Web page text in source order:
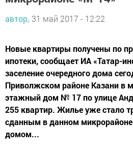
автор, 31 май 2017 - 12:22
Новые квартиры получены по
ипотеки, сообщает ИА «Татар-
заселение очередного дома
Приволжском районе Казани в
этажный дом № 17 по улице
255 квартир. Жилье уже стало
сданным в данном
домом...